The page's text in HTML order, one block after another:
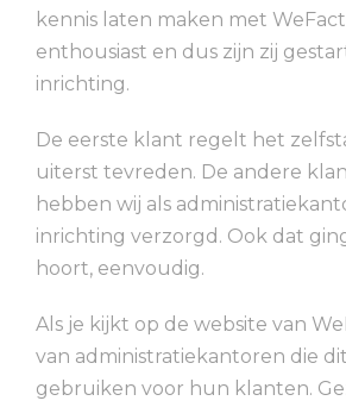
kennis laten maken met
enthousiast en dus zijn zij
inrichting.
De eerste klant regelt het
uiterst tevreden. De andere
hebben wij als
inrichting verzorgd. Ook dat
hoort, eenvoudig.
Als je kijkt op de website van
van administratiekantoren die
gebruiken voor hun klanten.